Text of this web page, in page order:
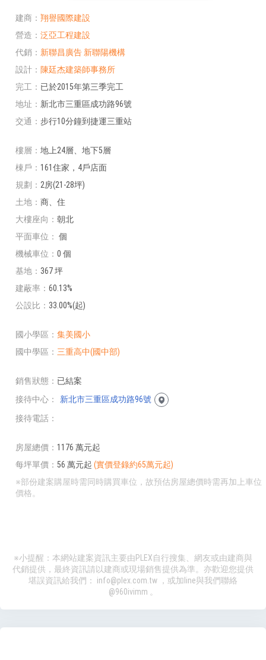
建商
翔譽國際建設
營造
泛亞工程建設
代銷
新聯昌廣告 新聯陽機構
設計
陳廷杰建築師事務所
完工
已於2015年第三季完工
地址
新北市三重區成功路96號
交通
步行10分鐘到捷運三重站
樓層
地上24層、地下5層
棟戶
161住家，4戶店面
規劃
2房(21-28坪)
土地
商、住
大樓座向
朝北
平面車位
個
機械車位
0 個
基地
367 坪
建蔽率
60.13%
公設比
33.00%(起)
國小學區
集美國小
國中學區
三重高中(國中部)
銷售狀態
已結案
接待中心
新北市三重區成功路96號
接待電話
房屋總價
1176 萬元起
每坪單價
56 萬元起(實價登錄約65萬元起)
※部份建案購屋時需同時購買車位，故預估房屋總價時需再加上車位
價格。
※小提醒：本網站建案資訊主要由PLEX自行搜集、網友或由建商與
代銷提供，最終資訊請以建商或現場銷售提供為準。亦歡迎您提供
堪誤資訊給我們： info@plex.com.tw ，或加line與我們聯絡
@960ivimm 。